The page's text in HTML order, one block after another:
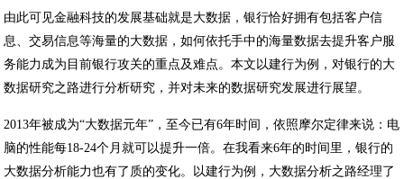
由此可见金融科技的发展基础就是大数据，银行恰好拥有包括客户信
息、交易信息等海量的大数据，如何依托手中的海量数据去提升客户服
务能力成为目前银行攻关的重点及难点。本文以建行为例，对银行的大
数据研究之路进行分析研究，并对未来的数据研究发展进行展望。
2013年被成为“大数据元年”，至今已有6年时间，依照摩尔定律来说：电
脑的性能每18-24个月就可以提升一倍。在我看来6年的时间里，银行的
大数据分析能力也有了质的变化。以建行为例，大数据分析之路经理了